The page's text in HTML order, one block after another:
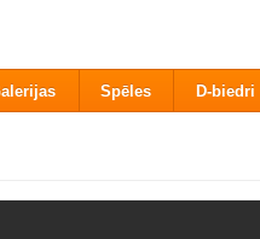
Spēles D-biedri